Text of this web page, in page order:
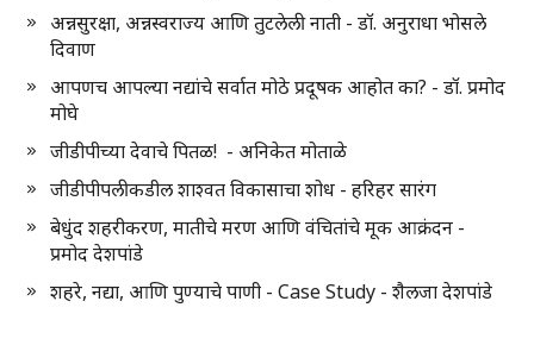
अन्नसुरक्षा, अन्नस्वराज्य आणि तुटलेली नाती - डॉ. अनुराधा भोसले
दिवाण
आपणच आपल्या नद्यांचे सर्वात मोठे प्रदूषक आहोत का? - डॉ. प्रमोद
मोघे
जीडीपीच्या देवाचे पितळ! - अनिकेत मोताळे
जीडीपीपलीकडील शाश्वत विकासाचा शोध - हरिहर सारंग
बेधुंद शहरीकरण, मातीचे मरण आणि वंचितांचे मूक आक्रंदन -
प्रमोद देशपांडे
शहरे, नद्या, आणि पुण्याचे पाणी - Case Study - शैलजा देशपांडे